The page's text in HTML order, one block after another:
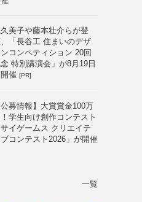
美子や藤本壮介らが登
「長谷工 住まいのデザ
コンペティション 20回
特別講演会」が8月19日
催 [PR]
公募情報】大賞賞金100万
！学生向け創作コンテスト
サイゲームス クリエイテ
ブコンテスト2026」が開催
一覧